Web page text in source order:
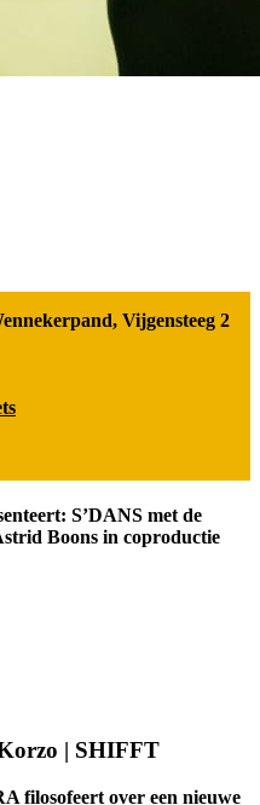
Vijgensteeg 2
S’DANS met de
Boons in coproductie
| SHIFFT
filosofeert over een nieuwe